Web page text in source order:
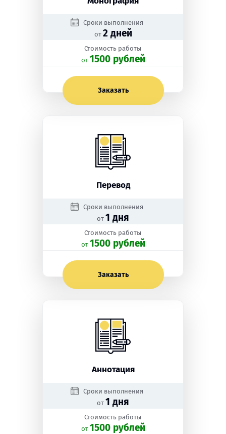
Сроки выполнения
от 2 дней
Стоимость работы
oт 1500 рублей
Заказать
Перевод
Сроки выполнения
от 1 дня
Стоимость работы
oт 1500 рублей
Заказать
Аннотация
Сроки выполнения
от 1 дня
Стоимость работы
oт 1500 рублей